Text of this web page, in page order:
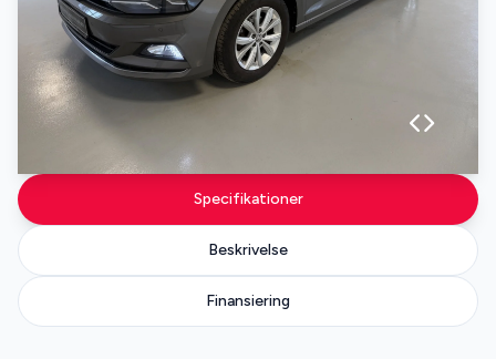
Specifikationer
Beskrivelse
Finansiering